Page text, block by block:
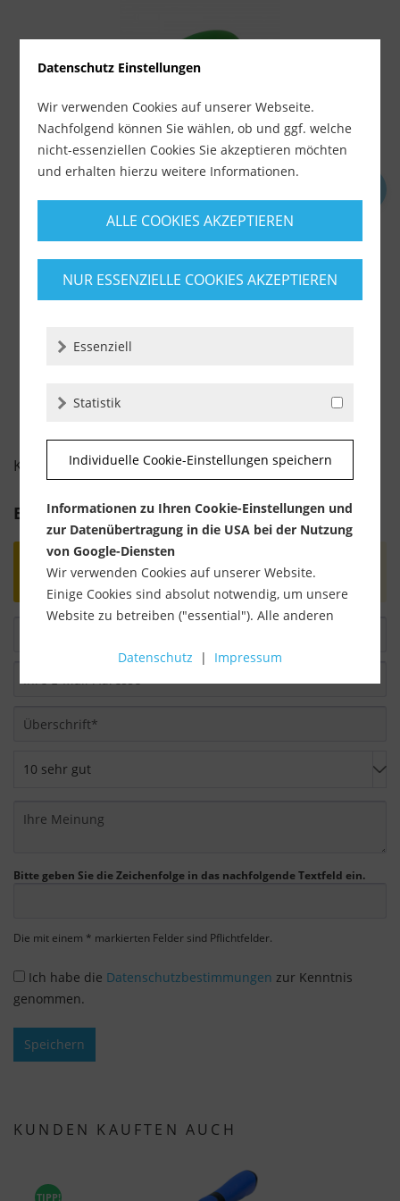
Epoxid Fugbrett 24 x 10 cm
ab 10,59 €
KUNDENBEWERTUNGEN FÜR
Bewertung schreiben
Bewertungen werden nach Überprüfung
freigeschaltet.
Bitte geben Sie die Zeichenfolge in das nachfolgende Textfeld ein.
Die mit einem * markierten Felder sind Pflichtfelder.
Ich habe die Datenschutzbestimmungen zur Kenntnis
genommen.
Speichern
KUNDEN KAUFTEN AUCH
TIPP!
Datenschutz Einstellungen
Wir verwenden Cookies auf unserer Webseite.
Nachfolgend können Sie wählen, ob und ggf. welche
nicht-essenziellen Cookies Sie akzeptieren möchten
und erhalten hierzu weitere Informationen.
ALLE COOKIES AKZEPTIEREN
NUR ESSENZIELLE COOKIES AKZEPTIEREN
Essenziell
Statistik
Individuelle Cookie-Einstellungen speichern
Informationen zu Ihren Cookie-Einstellungen und
zur Datenübertragung in die USA bei der Nutzung
von Google-Diensten
Wir verwenden Cookies auf unserer Website.
Einige Cookies sind absolut notwendig, um unsere
Website zu betreiben ("essential"). Alle anderen
Verwendung zustimmen (z. B. für Google Maps).
Akkordeon-Elementen können Sie wählen, ob Sie
akzeptieren" oder "individuelle Cookie-
Die Zustimmung zur Verwendung von nicht
Schaltfläche "Cookie-Einstellungen" ändern, die Sie
Informationen finden Sie in unseren
Wir nutzen Google Analytics, um eine
Auswertung der Website zu erhalten, um die
Website und das Nutzererlebnis zu verbessern.
verarbeitet, die von Google zu eigenen Zwecken,
anderen Nutzungsdaten verwendet werden.
Datenschutz | Impressum